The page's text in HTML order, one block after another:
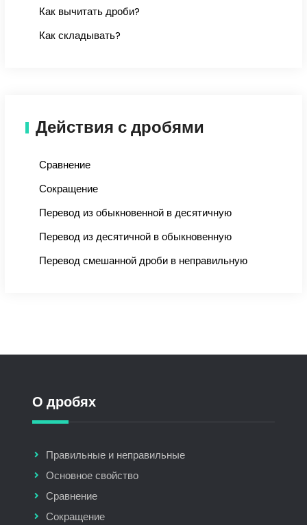
Как вычитать дроби?
Как складывать?
Действия с дробями
Сравнение
Сокращение
Перевод из обыкновенной в десятичную
Перевод из десятичной в обыкновенную
Перевод смешанной дроби в неправильную
О дробях
Правильные и неправильные
Основное свойство
Сравнение
Сокращение